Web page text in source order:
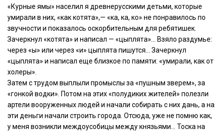
«Курные ямы» населил я древнерусскими детьми, которые
умирали в них, «как котята»,— «ка, ка, ко» не понравилось по
звучности и показалось оскорбительным для ребятишек.
Зачеркнул «котята» и написал — «цыплята»… Взяло раздумье:
через «ы» или через «и» цыплята пишутся… Зачеркнул
«цыплята» и написал еще близкое по памяти: «умирали, как от
холеры».
Затем с трудом выплыли промыслы за «пушным зверем», за
«гонкой водки». Потом на этих «полудиких жителей» полезли
артели вооруженных людей и начали собирать с них дань, а на
эти деньги начали строить города. Отсюда, уже не помню как,
у меня возникли междоусобицы между князьями… Тоска на